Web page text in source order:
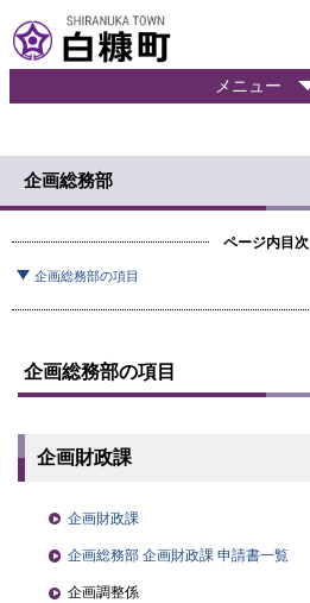
文
へ
ュ
へ
暮
ら
の
報
メニュー
企画総務部
ページ内目次
企画総務部の項目
企画総務部の項目
企画財政課
企画財政課
企画総務部 企画財政課 申請書一覧
企画調整係